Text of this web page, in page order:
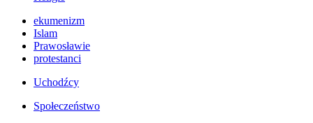
ekumenizm
Islam
Prawosławie
protestanci
Uchodźcy
Społeczeństwo